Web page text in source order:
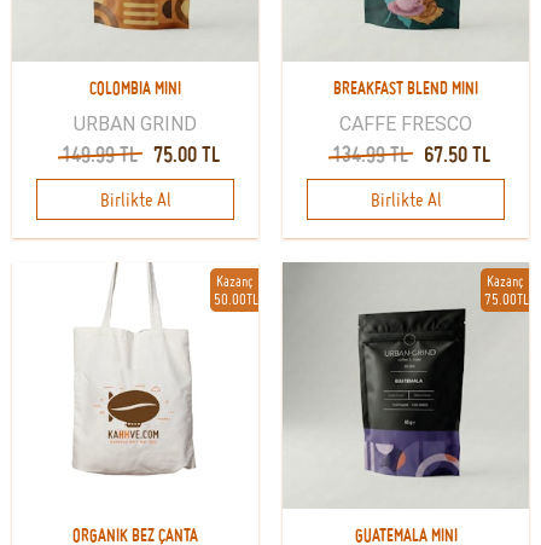
COLOMBIA MINI
URBAN GRIND
149.99 TL 75.00 TL
Birlikte Al
BREAKFAST BLEND MINI
CAFFE FRESCO
134.99 TL 67.50 TL
Birlikte Al
Kazanç
50.00TL
ORGANIK BEZ ÇANTA
Kazanç
75.00TL
GUATEMALA MINI